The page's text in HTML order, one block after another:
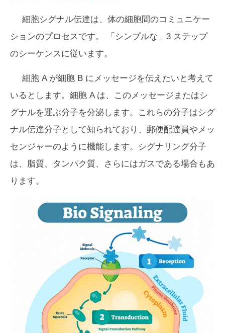
細胞シグナル伝達は、体の細胞間のコミュニケー
ションのプロセスです。 「シンプルな」3 ステップ
のシーケンスに従います。
細胞 A が細胞 B にメッセージを伝えたいと考えて
いるとします。細胞 A は、このメッセージまたはシ
グナルを運ぶ分子を分泌します。これらの分子はシグ
ナル伝達分子として知られており、郵便配達員やメッ
センジャーのように機能します。シグナリング分子
は、脂質、タンパク質、さらにはガスである場合もあ
ります。